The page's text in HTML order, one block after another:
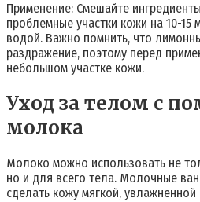
Применение: Смешайте
проблемные участки кожи на 10-15
водой. Важно помнить, что
раздражение, поэтому перед
небольшом участке кожи.
Уход за телом с
молока
Молоко можно использовать не
но и для всего тела. Молочные
сделать кожу мягкой,